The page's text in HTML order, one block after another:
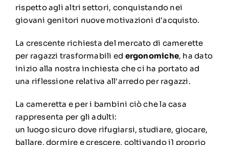
rispetto agli altri settori, conquistando nei
giovani genitori nuove motivazioni d'acquisto.
La crescente richiesta del mercato di camerette
per ragazzi trasformabili ed ergonomiche, ha dato
inizio alla nostra inchiesta che ci ha portato ad
una riflessione relativa all'arredo per ragazzi.
La cameretta e per i bambini ciò che la casa
rappresenta per gli adulti:
un luogo sicuro dove rifugiarsi, studiare, giocare,
ballare, dormire e crescere, coltivando i1 proprio